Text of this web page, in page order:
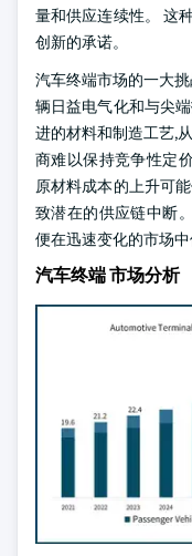
量和供应连续性。 这
创新的承诺。
汽车终端市场的一大
辆日益电气化和与尖
进的材料和制造工艺,
商难以保持竞争性定
原材料成本的上升可
致潜在的供应链中断
便在迅速变化的市场
汽车终端 市场分析